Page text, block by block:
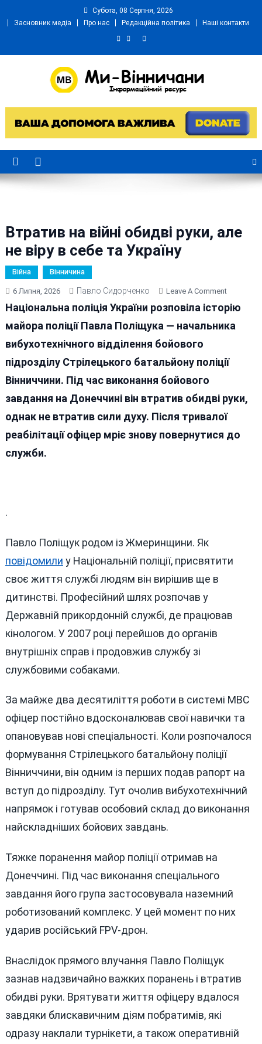
Субота, 08 Серпня, 2026
Засновник медіа
Про нас Редакційна політика Наші контакти
Ми Вінничани
Втратив на війні обидві руки, але
не віру в себе та Україну
Війна Вінничина
6 Липня, 2026 Павло Сидорченко Leave A CommentOn
Втратив
Війні
Руки,
Віру
В
Та
Національна поліція України розповіла історію
майора поліції Павла Поліщука — начальника
вибухотехнічного відділення бойового
підрозділу Стрілецького батальйону поліції
Вінниччини. Під час виконання бойового
завдання на Донеччині він втратив обидві руки,
однак не втратив сили духу. Після тривалої
реабілітації офіцер мріє знову повернутися до
служби.
.
Павло Поліщук родом із Жмеринщини. Як
повідомили у Національній поліції, присвятити
своє життя службі людям він вирішив ще в
дитинстві. Професійний шлях розпочав у
Державній прикордонній службі, де працював
кінологом. У 2007 році перейшов до органів
внутрішніх справ і продовжив службу зі
службовими собаками.
За майже два десятиліття роботи в системі МВС
офіцер постійно вдосконалював свої навички та
опановував нові спеціальності. Коли розпочалося
формування Стрілецького батальйону поліції
Вінниччини, він одним із перших подав рапорт на
вступ до підрозділу. Тут очолив вибухотехнічний
напрямок і готував особовий склад до виконання
найскладніших бойових завдань.
Тяжке поранення майор поліції отримав на
Донеччині. Під час виконання спеціального
завдання його група застосовувала наземний
роботизований комплекс. У цей момент по них
ударив російський FPV-дрон.
Внаслідок прямого влучання Павло Поліщук
зазнав надзвичайно важких поранень і втратив
обидві руки. Врятувати життя офіцеру вдалося
завдяки блискавичним діям побратимів, які
одразу наклали турнікети, а також оперативній